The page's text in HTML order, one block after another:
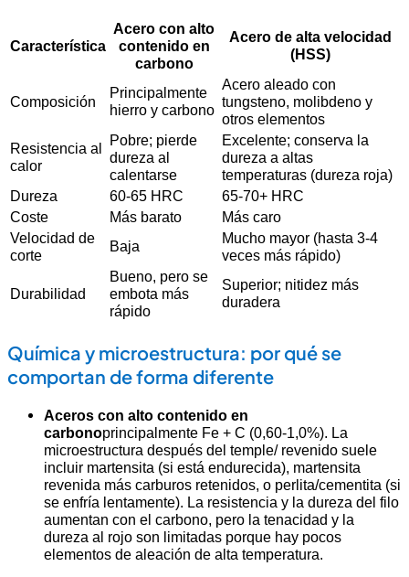
Característica
Acero con alto
contenido en
carbono
Acero de alta velocidad
(HSS)
Composición
Principalmente
hierro y carbono
Acero aleado con
tungsteno, molibdeno y
otros elementos
Resistencia al
calor
Pobre; pierde
dureza al
calentarse
Excelente; conserva la
dureza a altas
temperaturas (dureza roja)
Dureza
60-65 HRC
65-70+ HRC
Coste
Más barato
Más caro
Velocidad de
corte
Baja
Mucho mayor (hasta 3-4
veces más rápido)
Durabilidad
Bueno, pero se
embota más
rápido
Superior; nitidez más
duradera
Química y microestructura: por qué se
comportan de forma diferente
Aceros con alto contenido en
carbonoprincipalmente Fe + C (0,60-1,0%). La
microestructura después del temple/ revenido suele
incluir martensita (si está endurecida), martensita
revenida más carburos retenidos, o perlita/cementita (si
se enfría lentamente). La resistencia y la dureza del filo
aumentan con el carbono, pero la tenacidad y la
dureza al rojo son limitadas porque hay pocos
elementos de aleación de alta temperatura.